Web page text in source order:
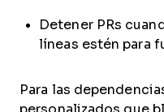
Detener PRs
líneas estén para
Para las
personalizados que